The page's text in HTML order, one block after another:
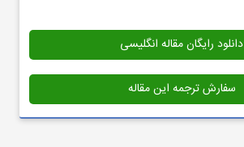
دانلود رایگان مقاله انگلیسی
سفارش ترجمه این مقاله